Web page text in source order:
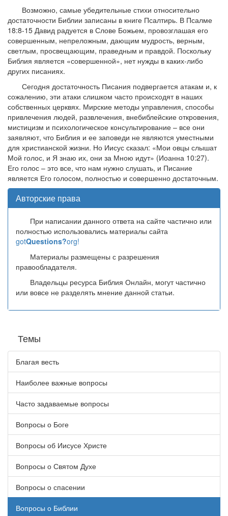
Возможно, самые убедительные стихи относительно
достаточности Библии записаны в книге Псалтирь. В Псалме
18:8-15 Давид радуется в Слове Божьем, провозглашая его
совершенным, непреложным, дающим мудрость, верным,
светлым, просвещающим, праведным и правдой. Поскольку
Библия является «совершенной», нет нужды в каких-либо
других писаниях.
Сегодня достаточность Писания подвергается атакам и, к
сожалению, эти атаки слишком часто происходят в наших
собственных церквях. Мирские методы управления, способы
привлечения людей, развлечения, внебиблейские откровения,
мистицизм и психологическое консультирование – все они
заявляют, что Библия и ее заповеди не являются уместными
для христианской жизни. Но Иисус сказал: «Мои овцы слышат
Мой голос, и Я знаю их, они за Мною идут» (Иоанна 10:27).
Его голос – это все, что нам нужно слушать, и Писание
является Его голосом, полностью и совершенно достаточным.
Авторские права
При написании данного ответа на сайте частично или
полностью использовались материалы сайта
gotQuestions?org!
Материалы размещены с разрешения
правообладателя.
Владельцы ресурса Библия Онлайн, могут частично
или вовсе не разделять мнение данной статьи.
Темы
Благая весть
Наиболее важные вопросы
Часто задаваемые вопросы
Вопросы о Боге
Вопросы об Иисусе Христе
Вопросы о Святом Духе
Вопросы о спасении
Вопросы о Библии